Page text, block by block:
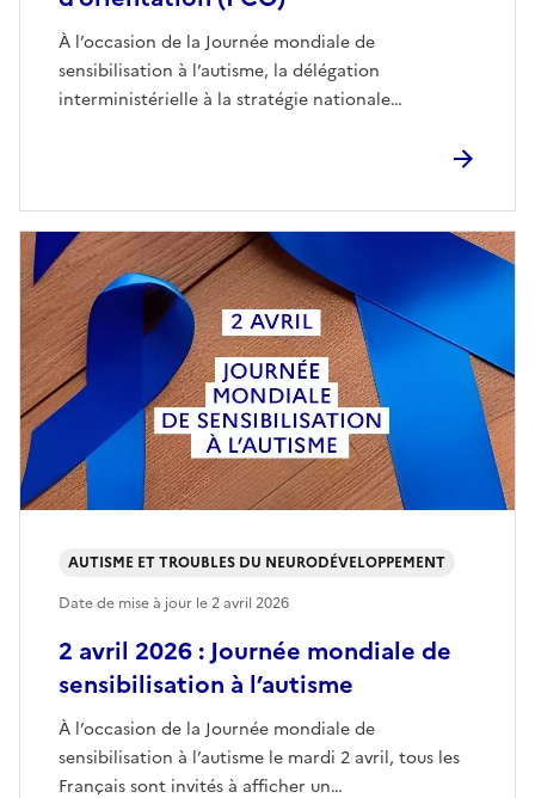
À l’occasion de la Journée mondiale de
sensibilisation à l’autisme, la délégation
interministérielle à la stratégie nationale…
2 avril 2026 : Journée mondiale de
sensibilisation à l’autisme
À l’occasion de la Journée mondiale de
sensibilisation à l’autisme le mardi 2 avril, tous les
Français sont invités à afficher un…
AUTISME ET TROUBLES DU NEURODÉVELOPPEMENT
Date de mise à jour le2 avril 2026